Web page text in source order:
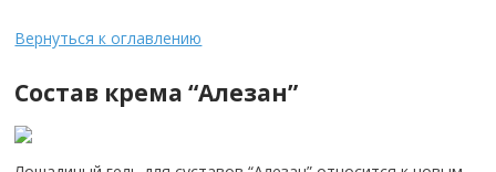
Вернуться к оглавлению
Состав крема “Алезан”